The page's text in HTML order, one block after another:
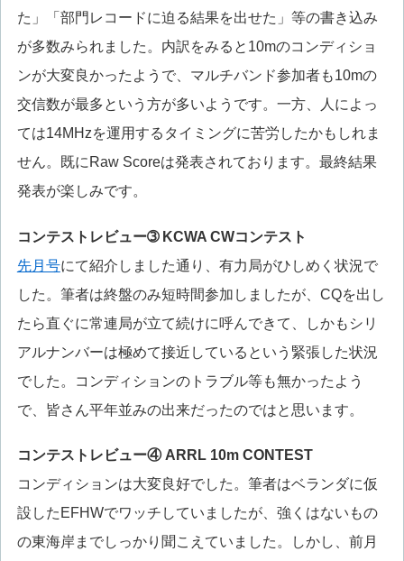
た」「部門レコードに迫る結果を出せた」等の書き込み
が多数みられました。内訳をみると10mのコンディショ
ンが大変良かったようで、マルチバンド参加者も10mの
交信数が最多という方が多いようです。一方、人によっ
ては14MHzを運用するタイミングに苦労したかもしれま
せん。既にRaw Scoreは発表されております。最終結果
発表が楽しみです。
コンテストレビュー➂ KCWA CWコンテスト
先月号にて紹介しました通り、有力局がひしめく状況で
した。筆者は終盤のみ短時間参加しましたが、CQを出し
たら直ぐに常連局が立て続けに呼んできて、しかもシリ
アルナンバーは極めて接近しているという緊張した状況
でした。コンディションのトラブル等も無かったよう
で、皆さん平年並みの出来だったのではと思います。
コンテストレビュー④ ARRL 10m CONTEST
コンディションは大変良好でした。筆者はベランダに仮
設したEFHWでワッチしていましたが、強くはないもの
の東海岸までしっかり聞こえていました。しかし、前月